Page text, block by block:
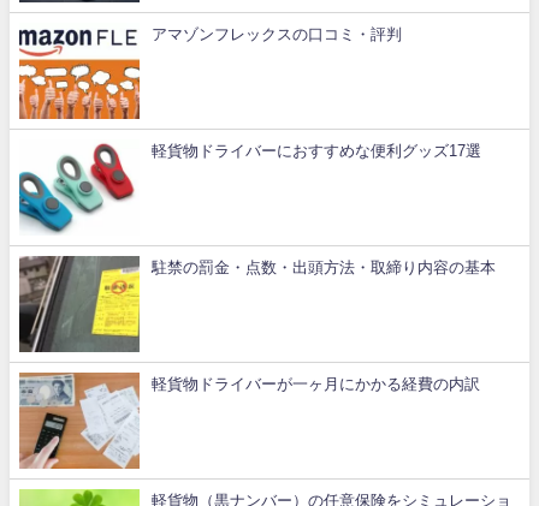
アマゾンフレックスの口コミ・評判
軽貨物ドライバーにおすすめな便利グッズ17選
駐禁の罰金・点数・出頭方法・取締り内容の基本
軽貨物ドライバーが一ヶ月にかかる経費の内訳
軽貨物（黒ナンバー）の任意保険をシミュレーショ